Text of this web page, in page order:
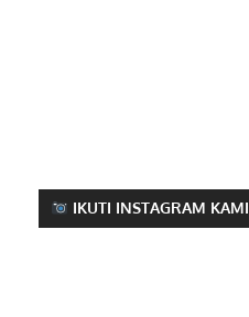
IKUTI INSTAGRAM KAMI